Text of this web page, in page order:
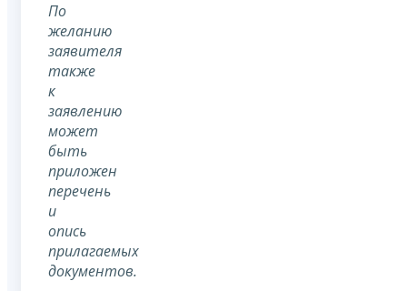
По
желанию
заявителя
также
к
заявлению
может
быть
приложен
перечень
и
опись
прилагаемых
документов.